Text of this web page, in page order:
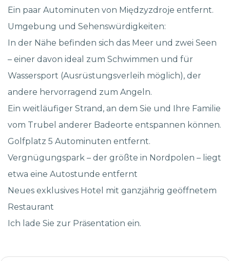
Ein paar Autominuten von Międzyzdroje entfernt.
Umgebung und Sehenswürdigkeiten:
In der Nähe befinden sich das Meer und zwei Seen
– einer davon ideal zum Schwimmen und für
Wassersport (Ausrüstungsverleih möglich), der
andere hervorragend zum Angeln.
Ein weitläufiger Strand, an dem Sie und Ihre Familie
vom Trubel anderer Badeorte entspannen können.
Golfplatz 5 Autominuten entfernt.
Vergnügungspark – der größte in Nordpolen – liegt
etwa eine Autostunde entfernt
Neues exklusives Hotel mit ganzjährig geöffnetem
Restaurant
Ich lade Sie zur Präsentation ein.